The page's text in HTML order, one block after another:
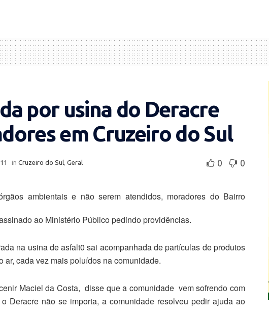
por usina do Deracre
em Cruzeiro do Sul
in Cruzeiro do Sul, Geral 0 0
ambientais e não serem atendidos, moradores do Bairro
ao Ministério Público pedindo providências.
na usina de asfalt0 sai acompanhada de partículas de produtos
cada vez mais poluídos na comunidade.
Maciel da Costa, disse que a comunidade vem sofrendo com
Deracre não se importa, a comunidade resolveu pedir ajuda ao